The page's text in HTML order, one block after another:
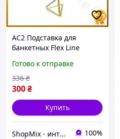
AC2 Подставка для
банкетных Flex Line
золотой держатель для
именных карточек для DE
Готово к отправке
300₴
336 ₴
Купить
ShopMix - интернет-магазин сумок и аксессуаров 100%